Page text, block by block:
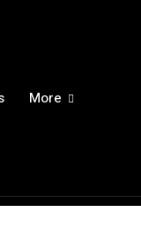
More